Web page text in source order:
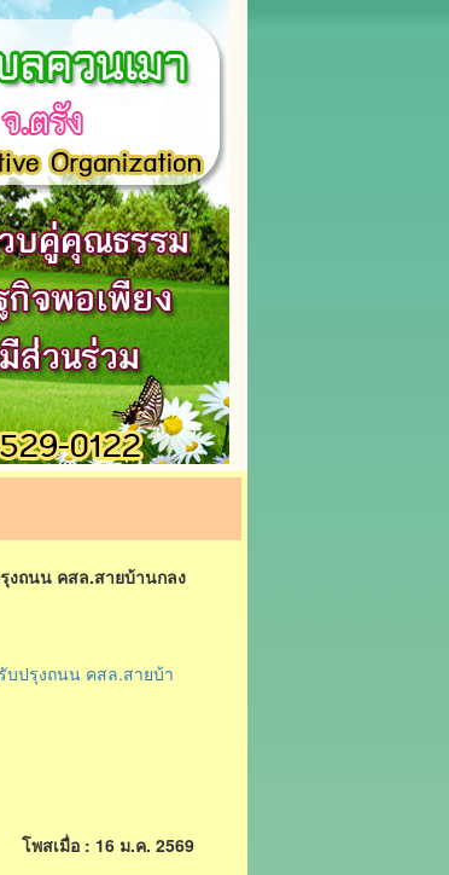
งถนน คสล.สายบ้านกลง
บปรุงถนน คสล.สายบ้า
โพสเมื่อ : 16 ม.ค. 2569